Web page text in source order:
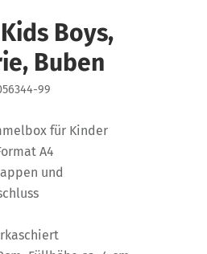
Boys,
Buben
99
für Kinder
A4
und